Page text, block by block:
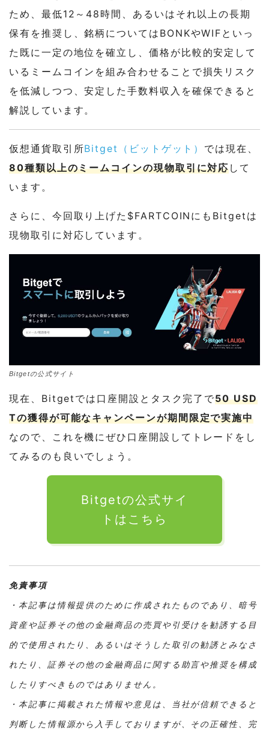
ため、最低12～48時間、あるいはそれ以上の長期
保有を推奨し、銘柄についてはBONKやWIFといっ
た既に一定の地位を確立し、価格が比較的安定して
いるミームコインを組み合わせることで損失リスク
を低減しつつ、安定した手数料収入を確保できると
解説しています。
仮想通貨取引所Bitget（ビットゲット） では現在、
80種類以上のミームコインの現物取引に対応して
います。
さらに、今回取り上げた$FARTCOINにもBitgetは
現物取引に対応しています。
Bitgetの公式サイト
現在、Bitgetでは口座開設とタスク完了で50 USD
Tの獲得が可能なキャンペーンが期間限定で実施中
なので、これを機にぜひ口座開設してトレードをし
てみるのも良いでしょう。
Bitgetの公式サイ
トはこちら
免責事項
・本記事は情報提供のために作成されたものであり、暗号
資産や証券その他の金融商品の売買や引受けを勧誘する目
的で使用されたり、あるいはそうした取引の勧誘とみなさ
れたり、証券その他の金融商品に関する助言や推奨を構成
したりすべきものではありません。
・本記事に掲載された情報や意見は、当社が信頼できると
判断した情報源から入手しておりますが、その正確性、完